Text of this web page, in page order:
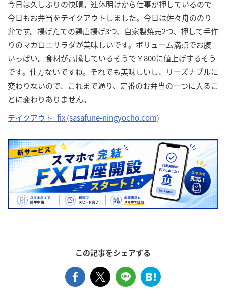
今日は久しぶりの快晴。連休明けから仕事が押しているので
今日もお弁当をテイクアウトしました。今日は佐々舟ののり
弁です。揚げたての鶏唐揚げ3つ、自家製焼売2つ、押して手作
りのマカロニサラダが美味しいです。ボリューム満点でお腹
いっぱい。食材が高騰しているそうで￥800に値上げするそう
です。仕方ないですね。それでも美味しいし、リーズナブルに
変わりないので、これまで通り、定番のお弁当の一つに入るこ
とに変わりありません。
テイクアウト_fix (sasafune-ningyocho.com)
この記事をシェアする